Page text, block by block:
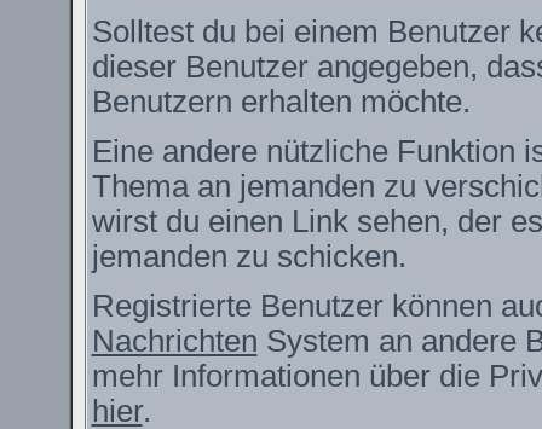
Solltest du bei einem Benutzer
dieser Benutzer angegeben,
Benutzern erhalten möchte.
Eine andere nützliche Funktion
Thema an jemanden zu
wirst du einen Link sehen, der
jemanden zu schicken.
Registrierte Benutzer können
Nachrichten System an andere
mehr Informationen über die
hier.